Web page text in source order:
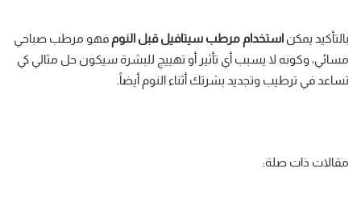
بالتأكيد يمكن استخدام مرطب سيتافيل قبل النوم فهو مرطب صباحي
مسائي، وكونه لا يسبب أي تأثير أو تهييج للبشرة سيكون حل مثالي كي
تساعد في ترطيب وتجديد بشرتك أثناء النوم أيضاً.
مقالات ذات صلة: